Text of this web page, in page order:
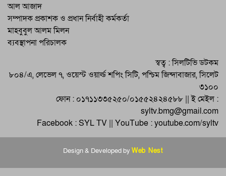
রানারআপ সিলেটের
জাতীয় দলের জয়-পরাজয়ে সঙ্গে থাকার
অঙ্গীকার সিলেটের সমর্থকদের
আল আজাদ
সম্পাদক প্রকাশক ও প্রধান নির্বাহী কর্মকর্তা
মাহবুবুল আলম মিলন
ব্যবস্থাপনা পরিচালক
স্বত্ব : সিলটিভি ডটকম
৮০৪/এ, লেভেল ৭, ওয়েস্ট ওয়ার্ল্ড শপিং সিটি, পশ্চিম জিন্দাবাজার, সিলেট
৩১০০
ফোন : ০১৭১১৩৩৫২৫০/০১৫৫২৪২৪৫৮৮ || ই মেইল :
syltv.bmg@gmail.com
Facebook : SYL TV || YouTube : youtube.com/syltv
Design & Developed by Web Nest